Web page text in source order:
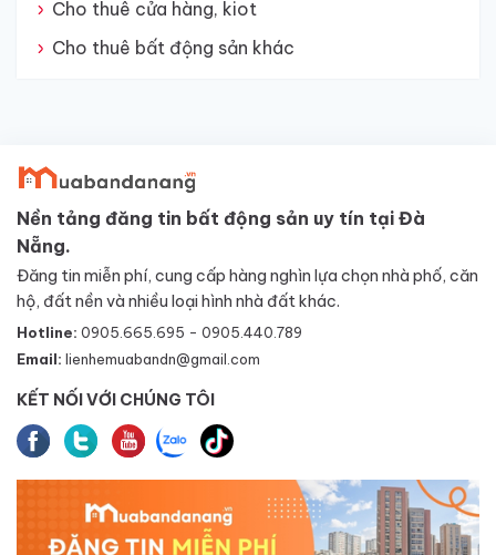
Cho thuê cửa hàng, kiot
Cho thuê bất động sản khác
Nền tảng đăng tin bất động sản uy tín tại Đà
Nẵng.
Đăng tin miễn phí, cung cấp hàng nghìn lựa chọn nhà phố, căn
hộ, đất nền và nhiều loại hình nhà đất khác.
Hotline: 0905.665.695 - 0905.440.789
Email: lienhemuabandn@gmail.com
KẾT NỐI VỚI CHÚNG TÔI